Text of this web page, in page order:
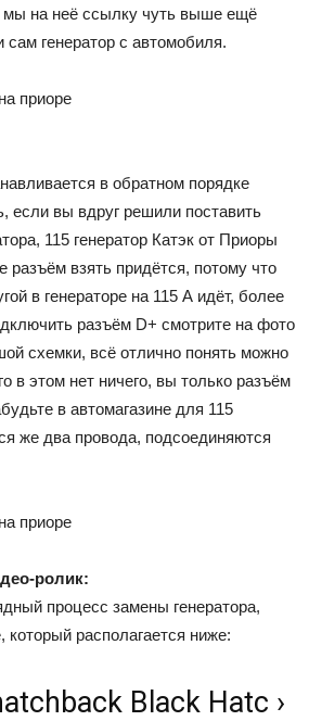
мы на неё ссылку чуть выше ещё
сам генератор с автомобиля.
в обратном порядке
если вы вдруг решили поставить
115 генератор Катэк от Приоры
разъём взять придётся, потому что
в генераторе на 115 А идёт, более
разъём D+ смотрите на фото
схемки, всё отлично понять можно
в этом нет ничего, вы только разъём
в автомагазине для 115
же два провода, подсоединяются
ролик:
процесс замены генератора,
располагается ниже:
Black Hatc ›